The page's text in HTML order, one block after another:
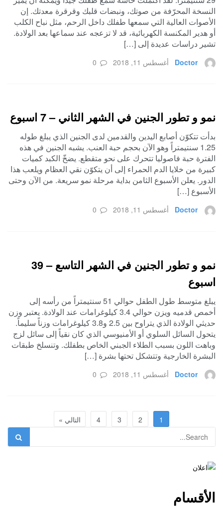
النسخة المحرّفة من صوتك، ونبضات قلبك وقرقرة معدتك. إن
الأصوات العالية التي سمعها طفلك داخل الرحم، مثل نباح الكلب
أو هدير المكنسة الكهربائية، قد لا تزعجه عند سماعها بعد الولادة.
تشير دراسات عديدة إلى […]
Doctor أغسطس 11, 2018 0
نمو و تطور الجنين في الشهر الثاني – 7 اسبوع
بدأت تتكوّن أصابع اليدين والقدمين لدى الجنين الذي يبلغ طوله
1.25 سنتيمتراً وهو الآن بحجم حبة العنب. يشبه الجنين في هذه
الفترة حبة فاصوليا تتحرك على نحو متقطع. يضخّ الكبد كميات
كبيرة من خلايا الدم الحمراء إلى أن يتكوّن نقي العظام ويلعب هذا
الدور. يعلن الأسبوع الثامن بداية مرحلة نمو سريعة. من الآن وحتى
الأسبوع […]
Doctor أغسطس 11, 2018 0
نمو و تطور الجنين في الشهر التاسع – 39
اسبوع
يبلغ متوسط طول الطفل حوالي 51 سنتيمتراً من رأسه إلى
أخمص قدميه ويزن حوالي 3.4 كيلوغرامات عند الولادة. يعتبر وزن
حديثي الولادة الذي يتراوح بين 2.5 و3.8 كيلوغرامات وزناً سليماً.
يتحول السائل السلوي أو الأمنيوسي الذي كان نقياً إلى سائل لزج
وباهت اللون بسبب الطلاء الجبني الخاص بطفلك. وتنسلخ طبقات
البشرة الخارجية وتتشكل تحتها بشرة […]
Doctor أغسطس 11, 2018 0
1
2
3
4 التالي »
الأقسام